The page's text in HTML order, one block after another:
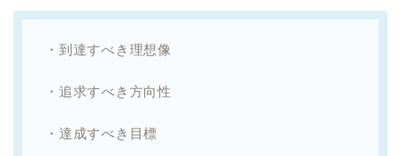
・到達すべき理想像
・追求すべき方向性
・達成すべき目標